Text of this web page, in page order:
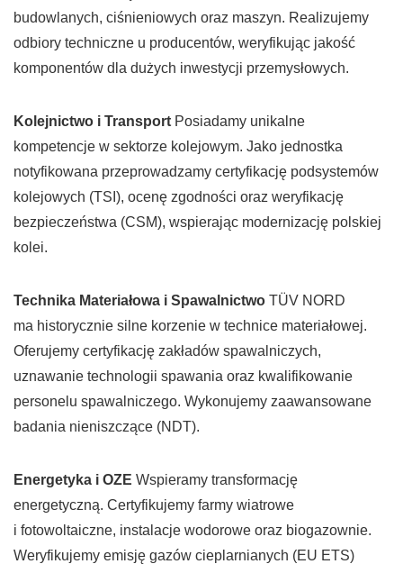
budowlanych, ciśnieniowych oraz maszyn. Realizujemy
odbiory techniczne u producentów, weryfikując jakość
komponentów dla dużych inwestycji przemysłowych.
Kolejnictwo i Transport Posiadamy unikalne
kompetencje w sektorze kolejowym. Jako jednostka
notyfikowana przeprowadzamy certyfikację podsystemów
kolejowych (TSI), ocenę zgodności oraz weryfikację
bezpieczeństwa (CSM), wspierając modernizację polskiej
kolei.
Technika Materiałowa i Spawalnictwo TÜV NORD
ma historycznie silne korzenie w technice materiałowej.
Oferujemy certyfikację zakładów spawalniczych,
uznawanie technologii spawania oraz kwalifikowanie
personelu spawalniczego. Wykonujemy zaawansowane
badania nieniszczące (NDT).
Energetyka i OZE Wspieramy transformację
energetyczną. Certyfikujemy farmy wiatrowe
i fotowoltaiczne, instalacje wodorowe oraz biogazownie.
Weryfikujemy emisję gazów cieplarnianych (EU ETS)